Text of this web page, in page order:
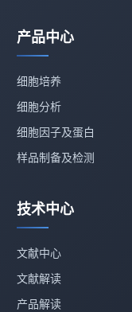
产品中心
细胞培养
细胞分析
细胞因子及蛋白
样品制备及检测
技术中心
文献中心
文献解读
产品解读